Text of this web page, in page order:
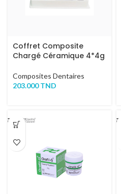
Coffret Composite
Chargé Céramique 4*4g
Composites Dentaires
203.000TND